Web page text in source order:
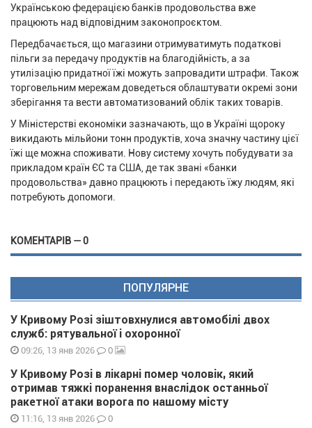
Українською федерацією банків продовольства вже
працюють над відповідним законопроєктом.
Передбачається, що магазини отримуватимуть податкові
пільги за передачу продуктів на благодійність, а за
утилізацію придатної їжі можуть запровадити штрафи. Також
торговельним мережам доведеться облаштувати окремі зони
зберігання та вести автоматизований облік таких товарів.
У Міністерстві економіки зазначають, що в Україні щороку
викидають мільйони тонн продуктів, хоча значну частину цієї
їжі ще можна споживати. Нову систему хочуть побудувати за
прикладом країн ЄС та США, де так звані «банки
продовольства» давно працюють і передають їжу людям, які
потребують допомоги.
КОМЕНТАРІВ — 0
ПОПУЛЯРНЕ
У Кривому Розі зіштовхнулися автомобілі двох
служб: рятувальної і охоронної
09:26, 13 янв 2026 0
У Кривому Розі в лікарні помер чоловік, який
отримав тяжкі поранення внаслідок останньої
ракетної атаки ворога по нашому місту
11:16, 13 янв 2026 0